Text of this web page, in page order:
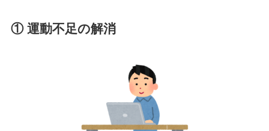
① 運動不足の解消